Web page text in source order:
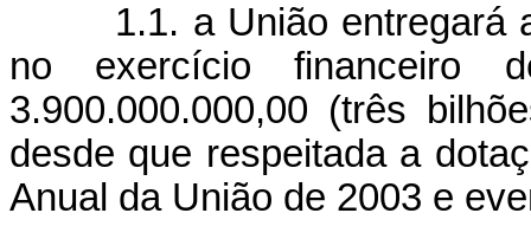
1.1. a União entregará
no exercício
3.900.000.000,00 (três
desde que respeitada a
Anual da União de 2003 e